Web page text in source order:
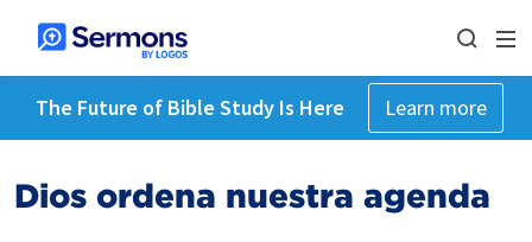
The Future of Bible Study Is Here Learn more
Dios ordena nuestra agenda